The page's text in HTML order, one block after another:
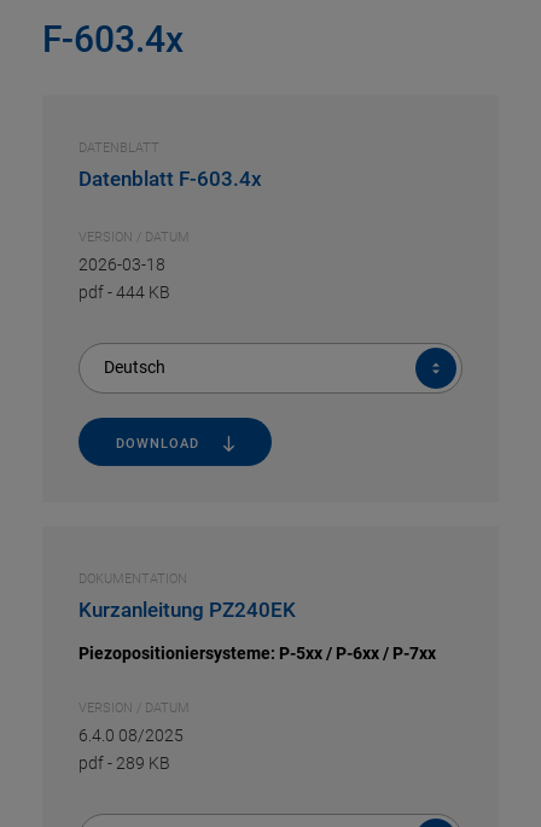
F-603.4x
DATENBLATT
Datenblatt F-603.4x
VERSION / DATUM
2026-03-18
pdf-444 KB
Deutsch
DOWNLOAD
DOKUMENTATION
Kurzanleitung PZ240EK
Piezopositioniersysteme: P-5xx / P-6xx / P-7xx
VERSION / DATUM
6.4.0 08/2025
pdf- 289 KB